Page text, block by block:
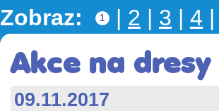
Zobraz: 1 | 2 | 3 | 4 |
Akce na dresy
09.11.2017